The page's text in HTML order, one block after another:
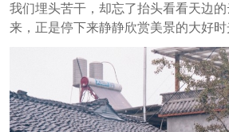
我们埋头苦干，却忘了抬头看看天边
来，正是停下来静静欣赏美景的大好时